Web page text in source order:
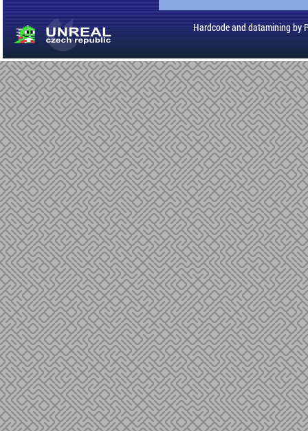
Hardcode and datamining by